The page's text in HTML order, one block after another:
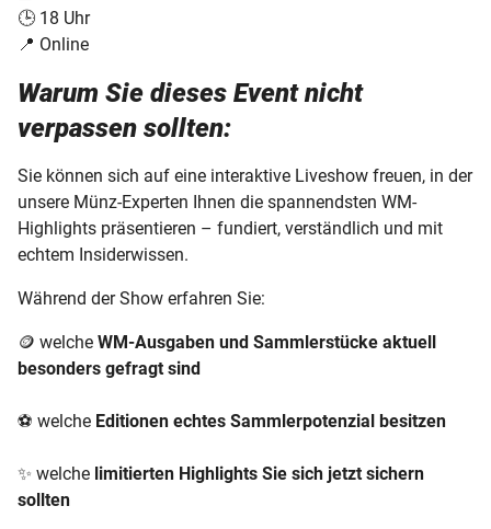
🕒 18 Uhr
📍 Online
Warum Sie dieses Event nicht
verpassen sollten:
Sie können sich auf eine interaktive Liveshow freuen, in der
unsere Münz-Experten Ihnen die spannendsten WM-
Highlights präsentieren – fundiert, verständlich und mit
echtem Insiderwissen.
Während der Show erfahren Sie:
🪙 welche WM-Ausgaben und Sammlerstücke aktuell
besonders gefragt sind
⚽ welche Editionen echtes Sammlerpotenzial besitzen
✨ welche limitierten Highlights Sie sich jetzt sichern
sollten